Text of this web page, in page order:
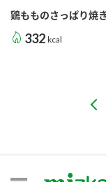
鶏もものさっぱり焼き
332 kcal